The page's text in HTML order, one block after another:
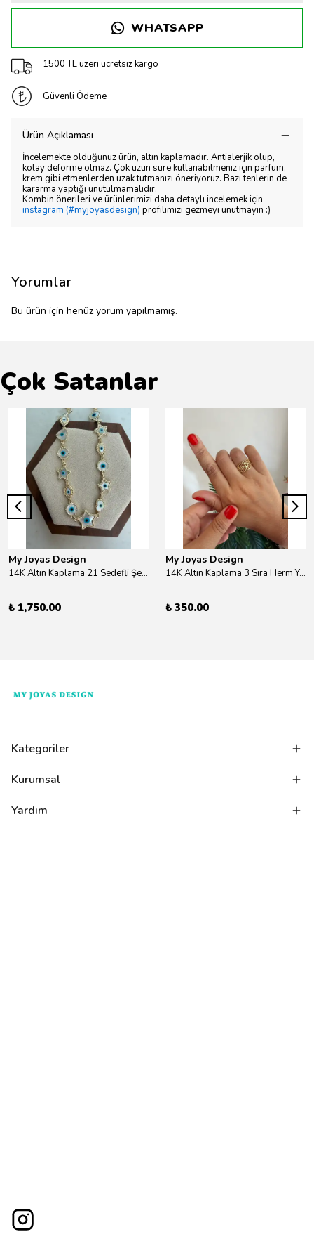
WHATSAPP
1500 TL üzeri ücretsiz kargo
Güvenli Ödeme
Ürün Açıklaması
İncelemekte olduğunuz ürün, altın kaplamadır. Antialerjik olup,
kolay deforme olmaz. Çok uzun süre kullanabilmeniz için parfüm,
krem gibi etmenlerden uzak tutmanızı öneriyoruz. Bazı tenlerin de
kararma yaptığı unutulmamalıdır.
Kombin önerileri ve ürünlerimizi daha detaylı incelemek için
instagram (#myjoyasdesign) profilimizi gezmeyi unutmayın :)
Yorumlar
Bu ürün için henüz yorum yapılmamış.
Çok Satanlar
My Joyas Design
14K Altın Kaplama 21 Sedefli Şekiller Kolye 46cm
₺ 1,750.00
My Joyas Design
14K Altın Kaplama 3 Sıra Herm Yüzük Gold
₺ 350.00
Kategoriler
Kurumsal
Yardım